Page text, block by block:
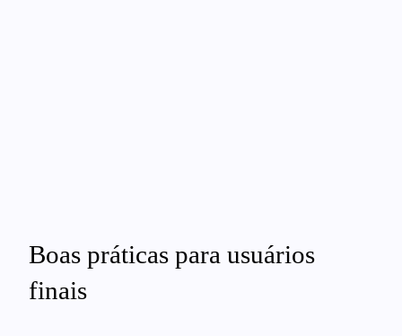
Boas práticas para usuários
finais